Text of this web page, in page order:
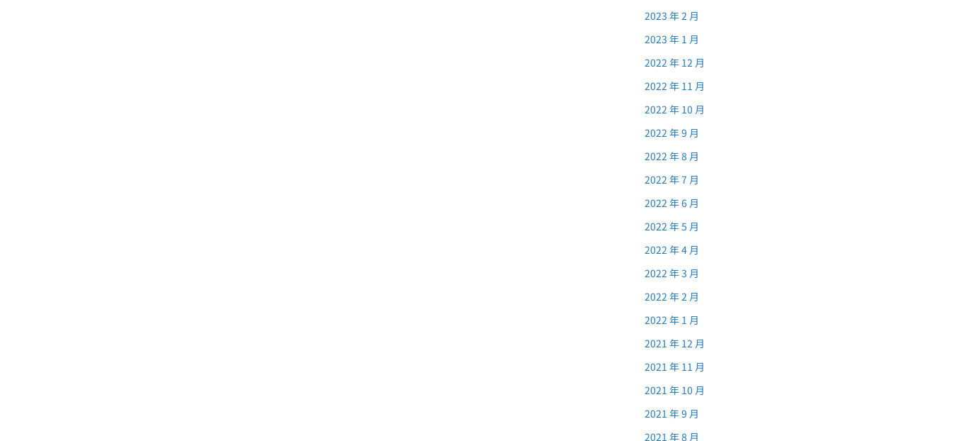
2023 年 2 月
2023 年 1 月
2022 年 12 月
2022 年 11 月
2022 年 10 月
2022 年 9 月
2022 年 8 月
2022 年 7 月
2022 年 6 月
2022 年 5 月
2022 年 4 月
2022 年 3 月
2022 年 2 月
2022 年 1 月
2021 年 12 月
2021 年 11 月
2021 年 10 月
2021 年 9 月
2021 年 8 月